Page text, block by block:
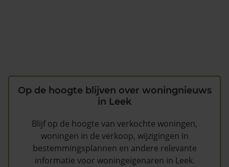
Op de hoogte blijven over woningnieuws
in Leek
Blijf op de hoogte van verkochte woningen,
woningen in de verkoop, wijzigingen in
bestemmingsplannen en andere relevante
informatie voor woningeigenaren in Leek.